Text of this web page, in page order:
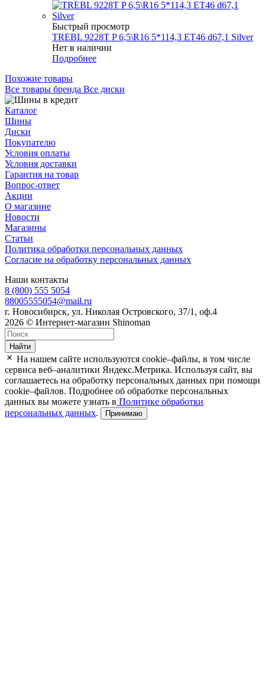
Быстрый просмотр
TREBL 9228T P 6,5\R16 5*114,3 ET46 d67,1 Silver
Нет в наличии
Подробнее
Похожие товары
Все товары бренда Все диски
Каталог
Шины
Диски
Покупателю
Условия оплаты
Условия доставки
Гарантия на товар
Вопрос-ответ
Акции
О магазине
Новости
Магазины
Статьи
Политика обработки персональных данных
Согласие на обработку персональных данных
Наши контакты
8 (800) 555 5054
88005555054@mail.ru
г. Новосибирск, ул. Николая Островского, 37/1, оф.4
2026 © Интернет-магазин Shinoman
Найти
На нашем сайте используются cookie–файлы, в том числе
сервиса веб–аналитики Яндекс.Метрика. Используя сайт, вы
соглашаетесь на обработку персональных данных при помощи
cookie–файлов. Подробнее об обработке персональных
данных вы можете узнать в Политике обработки
персональных данных. Принимаю